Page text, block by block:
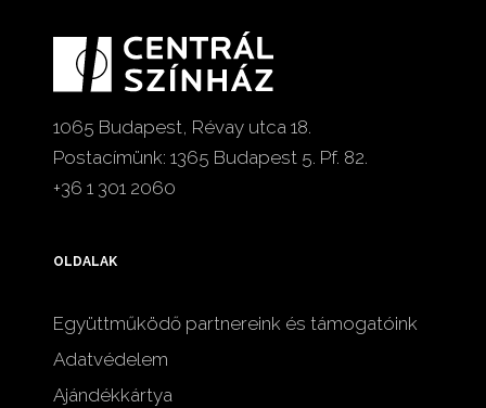
1065 Budapest, Révay utca 18.
Postacímünk: 1365 Budapest 5. Pf. 82.
+36 1 301 2060
OLDALAK
Együttműködő partnereink és támogatóink
Adatvédelem
Ajándékkártya